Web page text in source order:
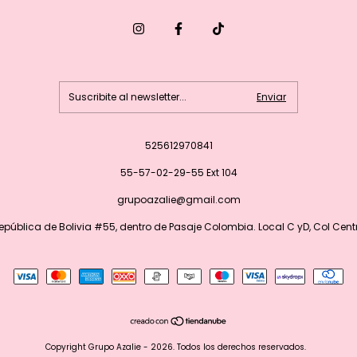
525612970841
55-57-02-29-55 Ext 104
grupoazalie@gmail.com
de Bolivia #55, dentro de Pasaje Colombia. Local C yD, Col
Copyright Grupo Azalie - 2026. Todos los derechos reservados.